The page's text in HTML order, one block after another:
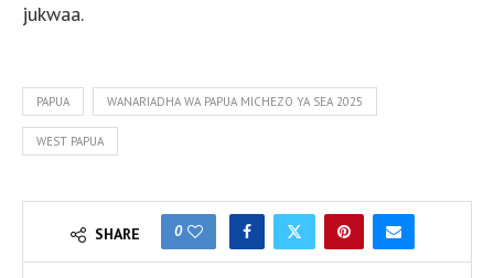
jukwaa.
PAPUA WANARIADHA WA PAPUA MICHEZO YA SEA 2025
WEST PAPUA
SHARE 0